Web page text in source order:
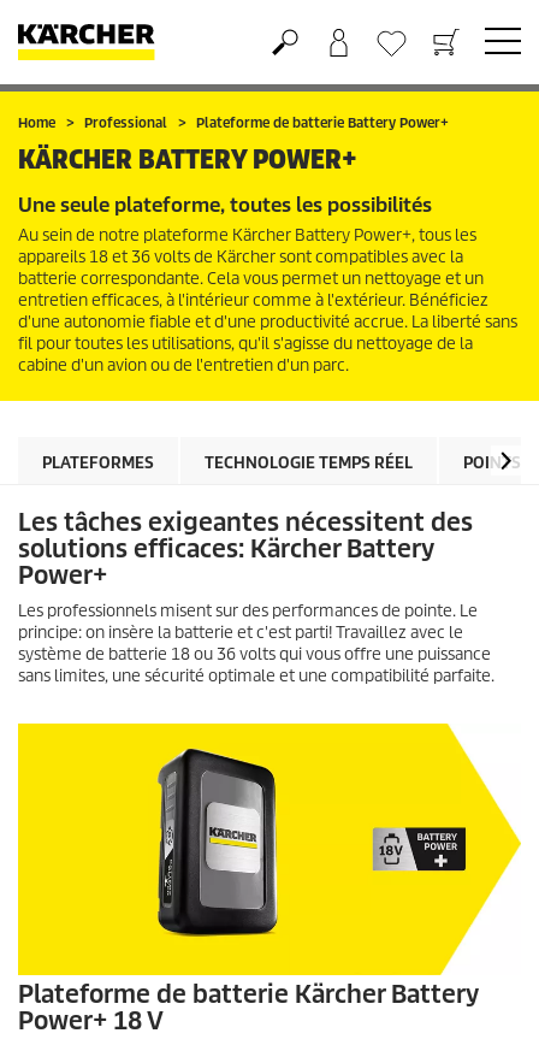
Panier
Liste d'envies
Home Professional Plateforme de batterie Battery Power+
KÄRCHER BATTERY POWER+
Une seule plateforme, toutes les possibilités
Au sein de notre plateforme Kärcher Battery Power+, tous les
appareils 18 et 36 volts de Kärcher sont compatibles avec la
batterie correspondante. Cela vous permet un nettoyage et un
entretien efficaces, à l'intérieur comme à l'extérieur. Bénéficiez
d'une autonomie fiable et d'une productivité accrue. La liberté sans
fil pour toutes les utilisations, qu'il s'agisse du nettoyage de la
cabine d'un avion ou de l'entretien d'un parc.
PLATEFORMES TECHNOLOGIE TEMPS RÉEL POINTS
Les tâches exigeantes nécessitent des
solutions efficaces: Kärcher Battery
Power+
Les professionnels misent sur des performances de pointe. Le
principe: on insère la batterie et c'est parti! Travaillez avec le
système de batterie 18 ou 36 volts qui vous offre une puissance
sans limites, une sécurité optimale et une compatibilité parfaite.
Plateforme de batterie Kärcher Battery
Power+ 18 V